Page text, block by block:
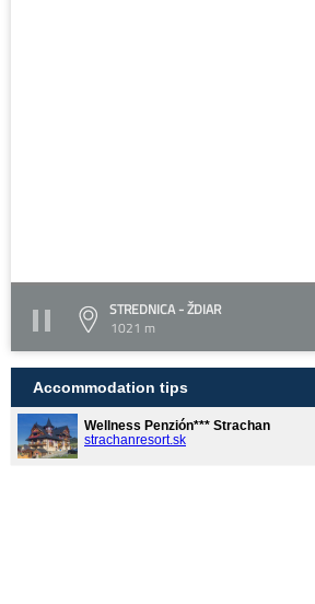
STREDNICA - ŽDIAR
1021 m
Accommodation tips
Wellness Penzión*** Strachan
strachanresort.sk